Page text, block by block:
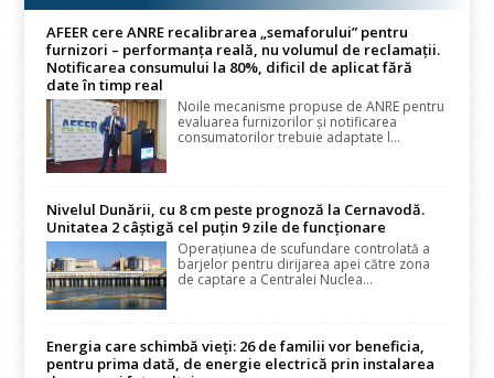
AFEER cere ANRE recalibrarea „semaforului” pentru
furnizori – performanța reală, nu volumul de reclamații.
Notificarea consumului la 80%, dificil de aplicat fără
date în timp real
Noile mecanisme propuse de ANRE pentru
evaluarea furnizorilor și notificarea
consumatorilor trebuie adaptate l...
Nivelul Dunării, cu 8 cm peste prognoză la Cernavodă.
Unitatea 2 câștigă cel puțin 9 zile de funcționare
Operațiunea de scufundare controlată a
barjelor pentru dirijarea apei către zona
de captare a Centralei Nuclea...
Energia care schimbă vieți: 26 de familii vor beneficia,
pentru prima dată, de energie electrică prin instalarea